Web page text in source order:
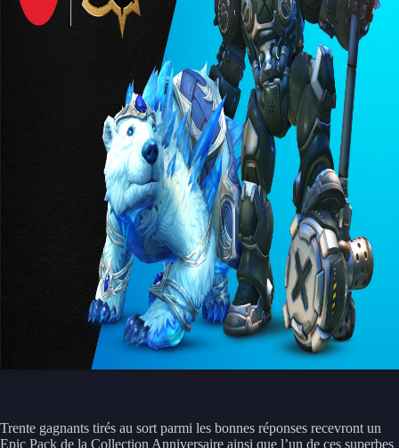
Trente gagnants tirés au sort parmi les bonnes réponses recevront un
Epic Pack de la Collection Anniversaire ainsi que l’un de ces superbes